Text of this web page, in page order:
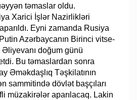
təmaslar oldu.
Xarici İşlər Nazirlikləri
Eyni zamanda Rusiya
Azərbaycanın Birinci vitse-
doğum günü
Bu təmaslardan sonra
Əməkdaşlıq Təşkilatının
sammitində dövlət başçıları
müzakirələr aparılacaq. Lakin